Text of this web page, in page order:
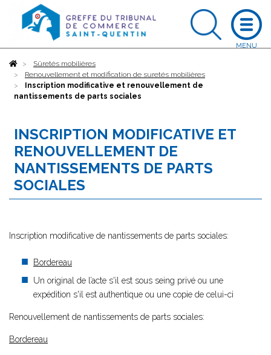
AccueilSûretés mobilières
Renouvellement et modification de suretés mobilières
Inscription modificative et renouvellement de
nantissements de parts sociales
INSCRIPTION MODIFICATIVE ET
RENOUVELLEMENT DE
NANTISSEMENTS DE PARTS
SOCIALES
Inscription modificative de nantissements de parts sociales:
Bordereau
Un original de l’acte s'il est sous seing privé ou une
expédition s'il est authentique ou une copie de celui-ci
Renouvellement de nantissements de parts sociales:
Bordereau